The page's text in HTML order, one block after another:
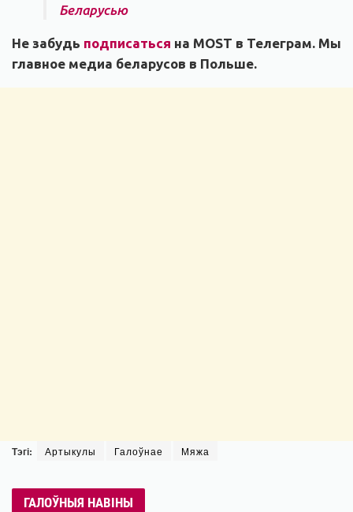
Беларусью
Не забудь подписаться на MOST в Телеграм. Мы
главное медиа беларусов в Польше.
Тэгі: Артыкулы Галоўнае Мяжа
ГАЛОЎНЫЯ НАВІНЫ